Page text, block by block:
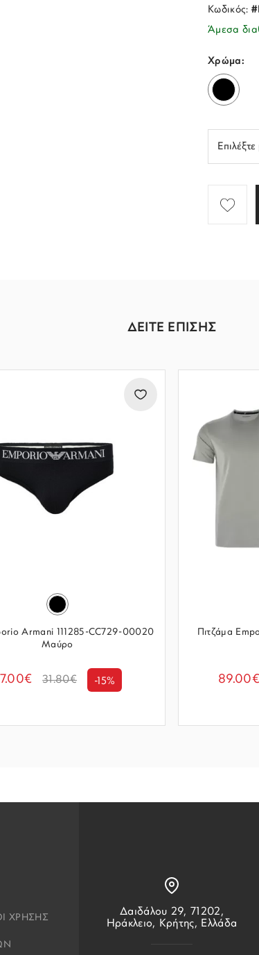
Κωδικός:
Άμεσα
Χρώμα:
ΔΕΙΤΕ ΕΠΙΣΗΣ
Armani 111285-CC729-00020
Μαύρο
31.80€ -15%
Πιτζάμα
89.00€
ΧΡΗΣΗΣ
Δαιδάλου 29, 71202,
Ηράκλειο, Κρήτης, Ελλάδα